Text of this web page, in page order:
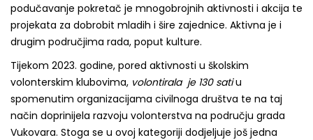
podučavanje pokretač je mnogobrojnih aktivnosti i akcija te
projekata za dobrobit mladih i šire zajednice. Aktivna je i
drugim područjima rada, poput kulture.
Tijekom 2023. godine, pored aktivnosti u školskim
volonterskim klubovima, volontirala je 130 satiu
spomenutim organizacijama civilnoga društva te na taj
način doprinijela razvoju volonterstva na području grada
Vukovara. Stoga se u ovoj kategoriji dodjeljuje još jedna